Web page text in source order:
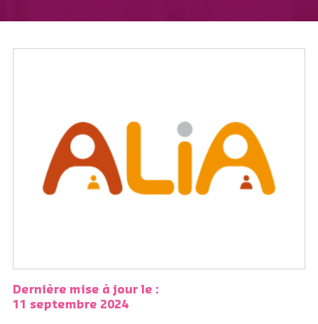
Dernière mise à jour le :
11 septembre 2024